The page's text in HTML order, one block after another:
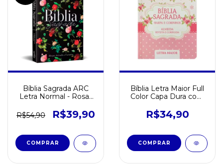
Bíblia Sagrada ARC
Letra Normal - Rosas
R$54,90
R$39,90
Bíblia Letra Maior Full
Color Capa Dura com
Scrapbook
R$34,90